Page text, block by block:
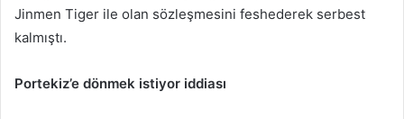
Jinmen Tiger ile olan sözleşmesini feshederek serbest
kalmıştı.
Portekiz’e dönmek istiyor iddiası